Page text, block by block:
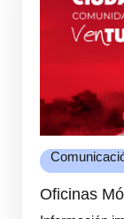
Oficinas